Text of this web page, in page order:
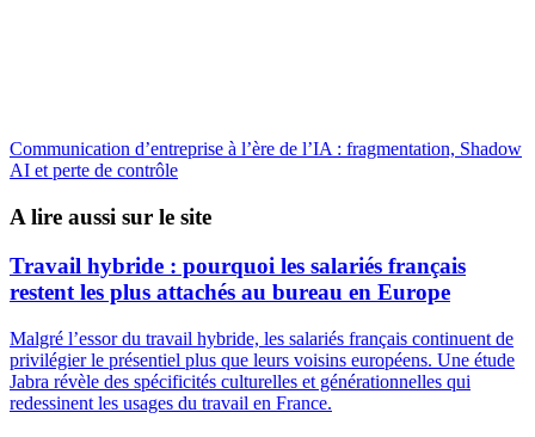
Communication d’entreprise à l’ère de l’IA : fragmentation, Shadow
AI et perte de contrôle
A lire aussi sur le site
Travail hybride : pourquoi les salariés français
restent les plus attachés au bureau en Europe
Malgré l’essor du travail hybride, les salariés français continuent de
privilégier le présentiel plus que leurs voisins européens. Une étude
Jabra révèle des spécificités culturelles et générationnelles qui
redessinent les usages du travail en France.